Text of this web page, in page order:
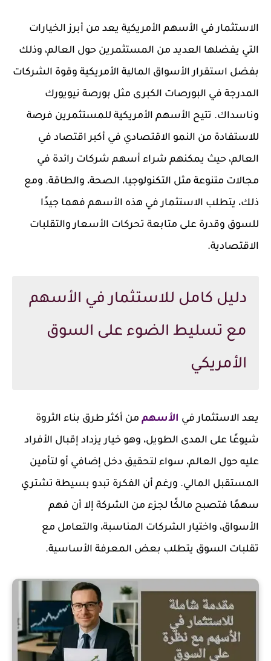
الاستثمار في الأسهم الأمريكية يعد من أبرز الخيارات
التي يفضلها العديد من المستثمرين حول العالم، وذلك
بفضل استقرار الأسواق المالية الأمريكية وقوة الشركات
المدرجة في البورصات الكبرى مثل بورصة نيويورك
وناسداك. تتيح الأسهم الأمريكية للمستثمرين فرصة
للاستفادة من النمو الاقتصادي في أكبر اقتصاد في
العالم، حيث يمكنهم شراء أسهم شركات رائدة في
مجالات متنوعة مثل التكنولوجيا، الصحة، والطاقة. ومع
ذلك، يتطلب الاستثمار في هذه الأسهم فهما جيدًا
للسوق وقدرة على متابعة تحركات الأسعار والتقلبات
الاقتصادية.
دليل كامل للاستثمار في الأسهم
مع تسليط الضوء على السوق
الأمريكي
يعد الاستثمار في الأسهم من أكثر طرق بناء الثروة
شيوعًا على المدى الطويل، وهو خيار يزداد إقبال الأفراد
عليه حول العالم، سواء لتحقيق دخل إضافي أو لتأمين
المستقبل المالي. ورغم أن الفكرة تبدو بسيطة تشتري
سهمًا فتصبح مالكًا لجزء من الشركة إلا أن فهم
الأسواق، واختيار الشركات المناسبة، والتعامل مع
تقلبات السوق يتطلب بعض المعرفة الأساسية.